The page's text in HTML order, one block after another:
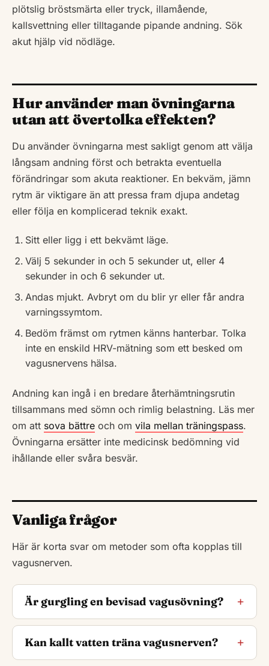
plötslig bröstsmärta eller tryck, illamående,
kallsvettning eller tilltagande pipande andning. Sök
akut hjälp vid nödläge.
Hur använder man övningarna
utan att övertolka effekten?
Du använder övningarna mest sakligt genom att välja
långsam andning först och betrakta eventuella
förändringar som akuta reaktioner. En bekväm, jämn
rytm är viktigare än att pressa fram djupa andetag
eller följa en komplicerad teknik exakt.
Sitt eller ligg i ett bekvämt läge.
Välj 5 sekunder in och 5 sekunder ut, eller 4
sekunder in och 6 sekunder ut.
Andas mjukt. Avbryt om du blir yr eller får andra
varningssymtom.
Bedöm främst om rytmen känns hanterbar. Tolka
inte en enskild HRV-mätning som ett besked om
vagusnervens hälsa.
Andning kan ingå i en bredare återhämtningsrutin
tillsammans med sömn och rimlig belastning. Läs mer
om att sova bättre och om vila mellan träningspass.
Övningarna ersätter inte medicinsk bedömning vid
ihållande eller svåra besvär.
Vanliga frågor
Här är korta svar om metoder som ofta kopplas till
vagusnerven.
Är gurgling en bevisad vagusövning?
Kan kallt vatten träna vagusnerven?